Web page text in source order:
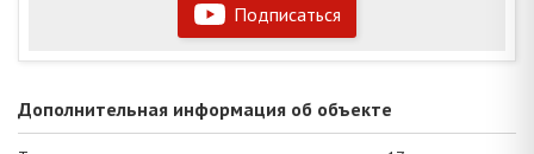
Подписаться
Дополнительная информация об объекте